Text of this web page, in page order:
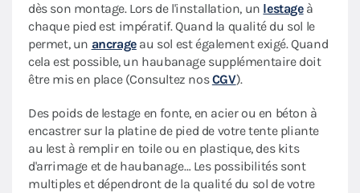
dès son montage. Lors de l'installation, un lestageà
chaque pied est impératif. Quand la qualité du sol le
permet, un ancrageau sol est également exigé. Quand
cela est possible, un haubanage supplémentaire doit
être mis en place (Consultez nosCGV).
Des poids de lestage en fonte, en acier ou en béton à
encastrer sur la platine de pied de votre tente pliante
au lest à remplir en toile ou en plastique, des kits
d'arrimage et de haubanage… Les possibilités sont
multiples et dépendront de la qualité du sol de votre